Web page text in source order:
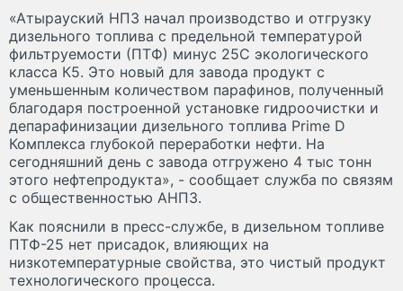
«Атырауский НПЗ начал производство и отгрузку
дизельного топлива с предельной температурой
фильтруемости (ПТФ) минус 25С экологического
класса К5. Это новый для завода продукт с
уменьшенным количеством парафинов, полученный
благодаря построенной установке гидроочистки и
депарафинизации дизельного топлива Prime D
Комплекса глубокой переработки нефти. На
сегодняшний день с завода отгружено 4 тыс тонн
этого нефтепродукта», - сообщает служба по связям
с общественностью АНПЗ.
Как пояснили в пресс-службе, в дизельном топливе
ПТФ-25 нет присадок, влияющих на
низкотемпературные свойства, это чистый продукт
технологического процесса.